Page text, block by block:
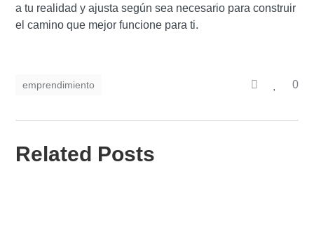
a tu realidad y ajusta según sea necesario para construir
el camino que mejor funcione para ti.
emprendimiento 0
Related Posts